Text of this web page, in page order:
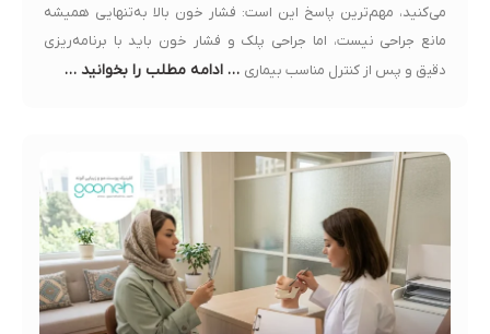
می‌کنید، مهم‌ترین پاسخ این است: فشار خون بالا به‌تنهایی همیشه
مانع جراحی نیست، اما جراحی پلک و فشار خون باید با برنامه‌ریزی
دقیق و پس از کنترل مناسب بیماری … ادامه مطلب را بخوانید …